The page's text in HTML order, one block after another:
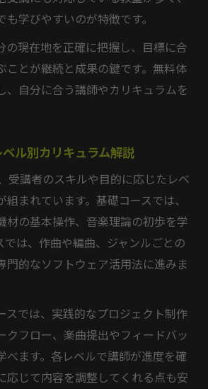
学びやすいのが特徴です。
の現在地を正確に把握し、目標に合
ことが継続と成果の鍵です。無料体
、自分に合う講師やカリキュラムを
ル別カリキュラム解説
受講者のスキルや目的に応じたレベ
まれています。基礎コースでは、
材の基本操作、音楽理論の初歩を学
では、作曲や編曲、ジャンルごとの
門的なソフトウェア活用法に進みま
スでは、実践的なプロジェクト制作
クフロー、楽曲提出やフィードバッ
べます。各レベルで講師が進度を確
応じて内容を調整してくれる点も安